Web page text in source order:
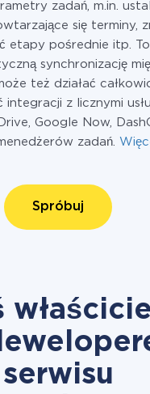
zadań, m.in.
się terminy,
etapy pośrednie itp.
synchronizację
też działać
integracji z licznymi
Google Now,
zadań.
Spróbuj
serwisu